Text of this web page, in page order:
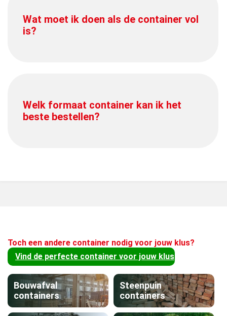
Wat moet ik doen als de container vol
is?
Welk formaat container kan ik het
beste bestellen?
Toch een andere container nodig voor jouw klus?
Vind de perfecte container voor jouw klus
Bouwafval
containers
Steenpuin
containers